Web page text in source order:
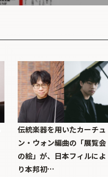
伝統楽器を用いたカーチュ
ン・ウォン編曲の「展覧会
の絵」が、日本フィルによ
り本邦初…